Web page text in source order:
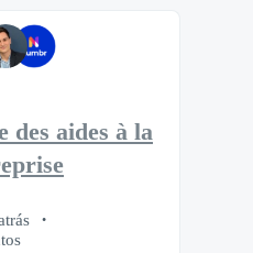
des aides à la